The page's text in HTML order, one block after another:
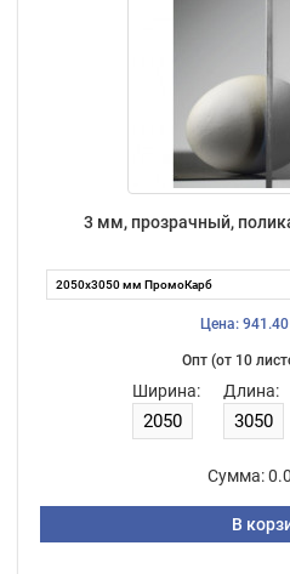
3 мм, прозрачный,
Цена:
Опт (от 10
Ширина: Длина:
Сумма:
В